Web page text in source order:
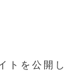
トを公開し